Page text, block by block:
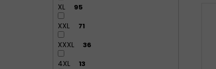
XL 95
XXL 71
XXXL 36
4XL 13